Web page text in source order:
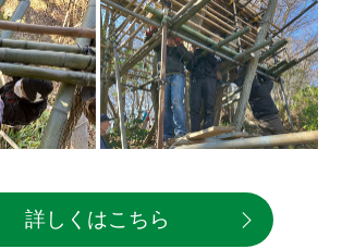
詳しくはこちら